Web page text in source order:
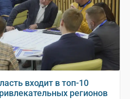
входит в топ-10
регионов